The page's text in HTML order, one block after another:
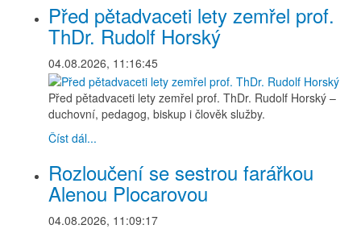
Před pětadvaceti lety zemřel prof.
ThDr. Rudolf Horský
04.08.2026, 11:16:45
Před pětadvaceti lety zemřel prof. ThDr. Rudolf Horský –
duchovní, pedagog, biskup i člověk služby.
Číst dál...
Rozloučení se sestrou farářkou
Alenou Plocarovou
04.08.2026, 11:09:17